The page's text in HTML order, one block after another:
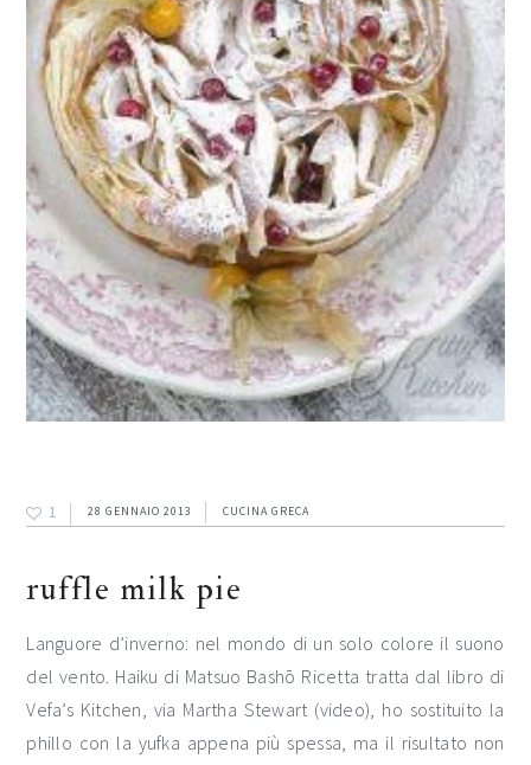
1 28 GENNAIO 2013 CUCINA GRECA
ruffle milk pie
Languore d’inverno: nel mondo di un solo colore il suono
del vento. Haiku di Matsuo Bashō Ricetta tratta dal libro di
Vefa’s Kitchen, via Martha Stewart (video), ho sostituito la
phillo con la yufka appena più spessa, ma il risultato non